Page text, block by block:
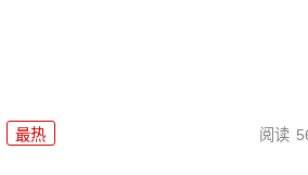
最热 阅读